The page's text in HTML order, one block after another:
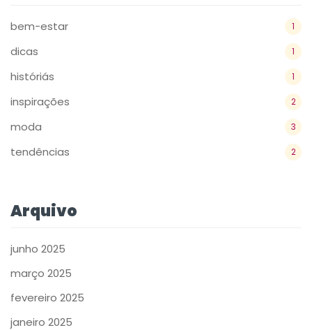
bem-estar 1
dicas 1
históriás 1
inspirações 2
moda 3
tendências 2
Arquivo
junho 2025
março 2025
fevereiro 2025
janeiro 2025